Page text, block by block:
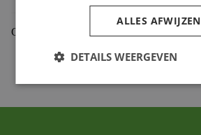
Gekoppelde Motoren
ALLES AFWIJZEN
DETAILS WEERGEVEN